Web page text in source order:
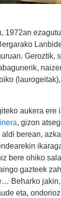
1972an
Geroztik,
aukera ere
, gizon
berean,
bere ohiko
gazteek
Beharko
eta,